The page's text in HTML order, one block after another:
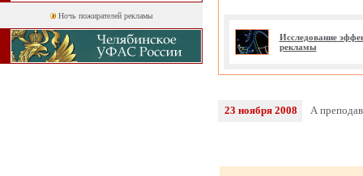
Ночь пожирателей рекламы
Исследование
рекламы
23 ноября 2008 А